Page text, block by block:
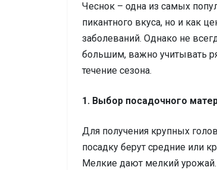
Чеснок – одна из самых
пикантного вкуса, но и как
заболеваний. Однако не
большим, важно учитывать
течение сезона.
1. Выбор посадочного
Для получения крупных
посадку берут средние или
Мелкие дают мелкий